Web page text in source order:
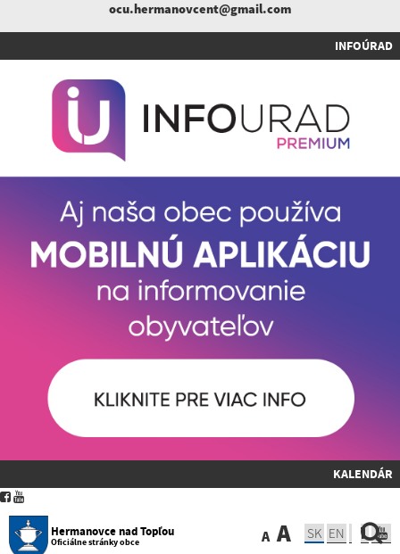
ocu.hermanovcent@gmail.com
INFOÚRAD
KALENDÁR
Hermanovce nad Topľou
Oficiálne stránky obce A A SK EN